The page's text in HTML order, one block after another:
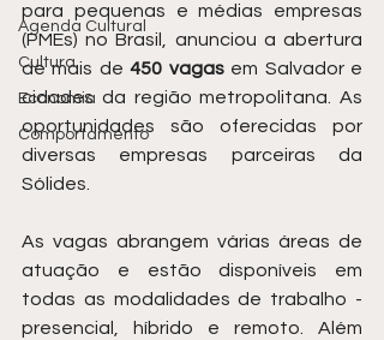
Agenda Cultural
Cultura
Economia
Comportamento
para pequenas e médias empresas
(PMEs) no Brasil, anunciou a abertura
de mais de 450 vagas em Salvador e
cidades da região metropolitana. As
oportunidades são oferecidas por
diversas empresas parceiras da
Sólides.
As vagas abrangem várias áreas de
atuação e estão disponíveis em
todas as modalidades de trabalho -
presencial, híbrido e remoto. Além